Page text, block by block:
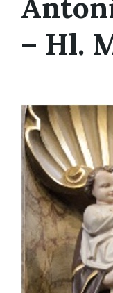
– Hl.